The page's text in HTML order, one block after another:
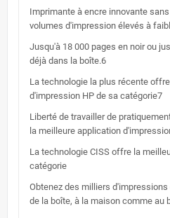
Imprimante à encre innovante
volumes d'impression élevés à
Jusqu'à 18 000 pages en noir ou
déjà dans la boîte.6
La technologie la plus récente
d'impression HP de sa catégorie7
Liberté de travailler de
la meilleure application
La technologie CISS offre la
catégorie
Obtenez des milliers
de la boîte, à la maison comme au